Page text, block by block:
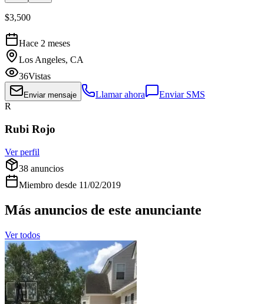
$3,500
Hace 2 meses
Los Angeles, CA
36Vistas
Enviar mensaje Llamar ahora
Enviar SMS
R
Rubi Rojo
Ver perfil
38 anuncios
Miembro desde 11/02/2019
Más anuncios de este anunciante
Ver todos